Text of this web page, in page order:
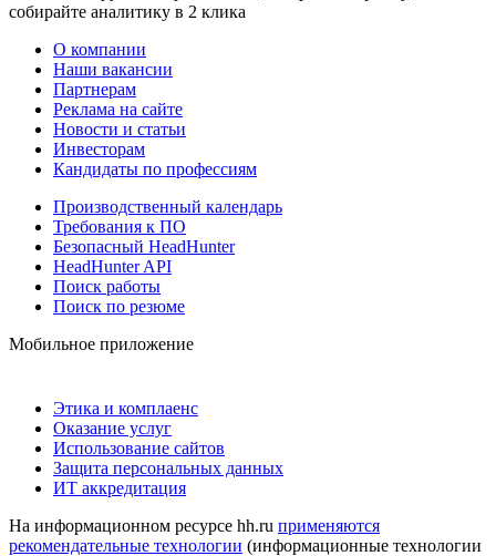
собирайте аналитику в 2 клика
О компании
Наши вакансии
Партнерам
Реклама на сайте
Новости и статьи
Инвесторам
Кандидаты по профессиям
Производственный календарь
Требования к ПО
Безопасный HeadHunter
HeadHunter API
Поиск работы
Поиск по резюме
Мобильное приложение
Этика и комплаенс
Оказание услуг
Использование сайтов
Защита персональных данных
ИТ аккредитация
На информационном ресурсе hh.ru применяются
рекомендательные технологии (информационные технологии